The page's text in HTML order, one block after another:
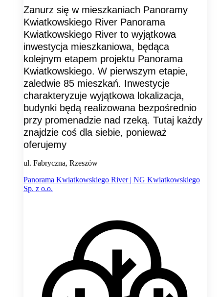
Zanurz się w mieszkaniach Panoramy
Kwiatkowskiego River Panorama
Kwiatkowskiego River to wyjątkowa
inwestycja mieszkaniowa, będąca
kolejnym etapem projektu Panorama
Kwiatkowskiego. W pierwszym etapie,
zaledwie 85 mieszkań. Inwestycje
charakteryzuje wyjątkowa lokalizacja,
budynki będą realizowana bezpośrednio
przy promenadzie nad rzeką. Tutaj każdy
znajdzie coś dla siebie, ponieważ
oferujemy
ul. Fabryczna, Rzeszów
Panorama Kwiatkowskiego River | NG Kwiatkowskiego
Sp. z o.o.